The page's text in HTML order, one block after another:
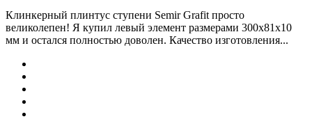
Клинкерный плинтус ступени Semir Grafit просто
великолепен! Я купил левый элемент размерами 300х81х10
мм и остался полностью доволен. Качество изготовления...